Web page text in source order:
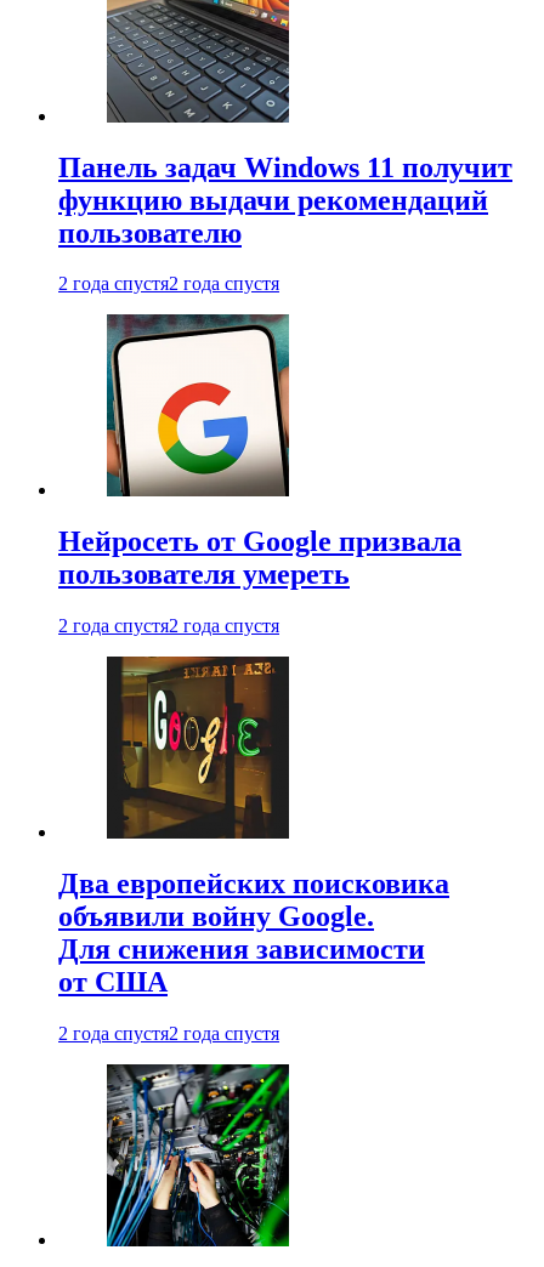
Панель задач Windows 11 получит
функцию выдачи рекомендаций
пользователю
2 года спустя2 года спустя
Нейросеть от Google призвала
пользователя умереть
2 года спустя2 года спустя
Два европейских поисковика
объявили войну Google.
Для снижения зависимости
от США
2 года спустя2 года спустя